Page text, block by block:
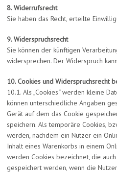
8. Widerrufsrecht
Sie haben das Recht, erteilte
9. Widerspruchsrecht
Sie können der künftigen
widersprechen. Der Widerspruch
10. Cookies und Widerspruchsrecht
10.1. Als „Cookies“ werden kleine
können unterschiedliche Angaben
Gerät auf dem das Cookie
speichern. Als temporäre Cookies,
werden, nachdem ein Nutzer ein
Inhalt eines Warenkorbs in einem
werden Cookies bezeichnet, die
gespeichert werden, wenn die